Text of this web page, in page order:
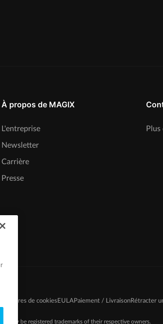
À propos de MAGIX
L'entreprise
Newsletter
Carrière
Presse
de cookies EULAPaiement / LivraisonRétracter
may be registered trademarks of their respective owners.